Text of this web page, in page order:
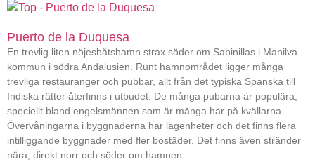
Puerto de la Duquesa
En trevlig liten nöjesbåtshamn strax söder om Sabinillas i Manilva
kommun i södra Andalusien. Runt hamnområdet ligger många
trevliga restauranger och pubbar, allt från det typiska Spanska till
Indiska rätter återfinns i utbudet. De många pubarna är populära,
speciellt bland engelsmännen som är många här på kvällarna.
Övervåningarna i byggnaderna har lägenheter och det finns flera
intilliggande byggnader med fler bostäder. Det finns även stränder
nära, direkt norr och söder om hamnen.